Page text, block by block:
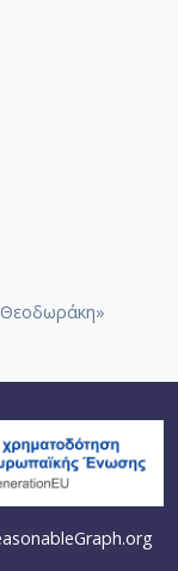
Sc-014-112-Suite
Sc-015-113-
Sc-015-114-Η
Sc-016-117-Ill met
Sc-017-120-
Sc-017-121-Έργο
Sc-017-122-Le
Sc-017-123-
Sc-018-124-
Sc-018-125-Les